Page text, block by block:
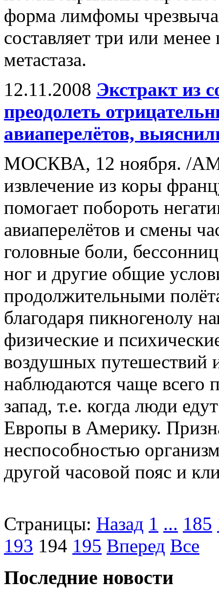
форма лимфомы
составляет три или
метастаза.
12.11.2008 Экстракт из
преодолеть
авиаперелётов,
МОСКВА, 12 ноября. /
извлечение из коры
помогает побороть
авиаперелётов и смены
головные боли,
ног и другие общие
продолжительными
благодаря пикногенолу
физические и
воздушных путешествий
наблюдаются чаще всего
запад, т.е. когда люди
Европы в Америку.
неспособностью
другой часовой пояс и
Страницы: Назад 1 ... 185
193 194 195 Вперед Все
Последние новости